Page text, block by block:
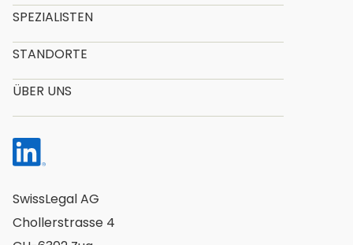
SPEZIALISTEN
STANDORTE
ÜBER UNS
SwissLegal AG
Chollerstrasse 4